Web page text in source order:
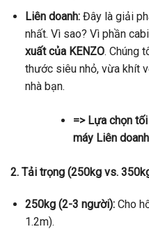
Liên doanh:Đây là giải
nhất. Vì sao? Vì phần
xuất của KENZO. Chúng
thước siêu nhỏ, vừa khít
nhà bạn.
=> Lựa chọn
máy Liên
2. Tải trọng (250kg vs.
250kg (2-3 người):Cho
1.2m).